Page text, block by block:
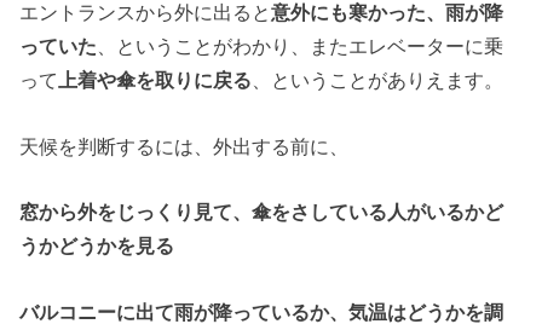
エントランスから外に出ると意外にも寒かった、雨が降
っていた 、ということがわかり、またエレベーターに乗
って
上着や傘を取りに戻る 、ということがありえます。
天候を判断するには、外出する前に、
窓から外をじっくり見て、傘をさしている人がいるかど
うかどうかを見る
バルコニーに出て雨が降っているか、気温はどうかを調